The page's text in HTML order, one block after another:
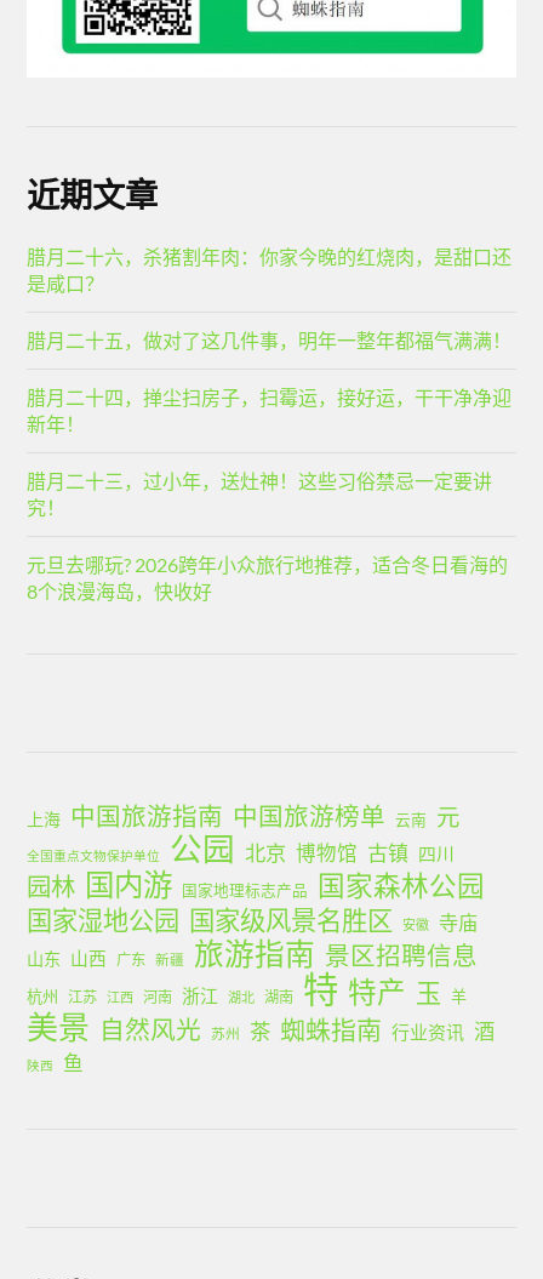
近期文章
腊月二十六，杀猪割年肉：你家今晚的红烧肉，是甜口还
是咸口？
腊月二十五，做对了这几件事，明年一整年都福气满满！
腊月二十四，掸尘扫房子，扫霉运，接好运，干干净净迎
新年！
腊月二十三，过小年，送灶神！这些习俗禁忌一定要讲
究！
元旦去哪玩? 2026跨年小众旅行地推荐，适合冬日看海的
8个浪漫海岛，快收好
上海 中国旅游指南 中国旅游榜单 云南 元
全国重点文物保护单位 公园 北京 博物馆 古镇 四川
园林 国内游 国家地理标志产品 国家森林公园
国家湿地公园 国家级风景名胜区 安徽 寺庙
山东 山西 广东 新疆 旅游指南 景区招聘信息
杭州 江苏 江西 河南 浙江 湖北 湖南 特 特产 玉 羊
美景 自然风光 苏州 茶 蜘蛛指南 行业资讯 酒
陕西 鱼